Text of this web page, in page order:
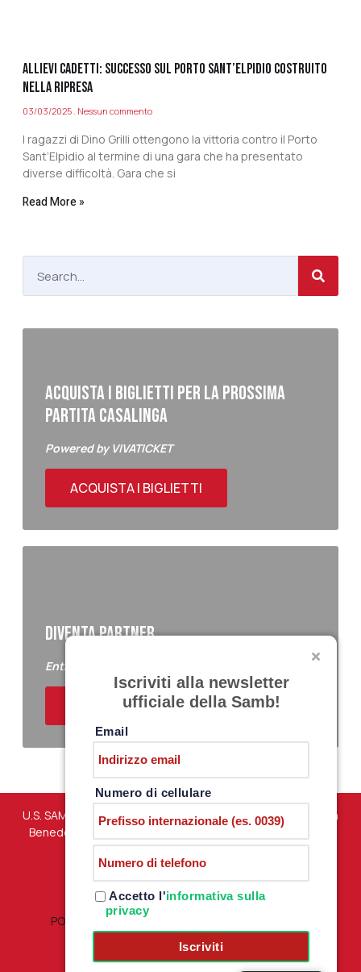
ALLIEVI CADETTI: SUCCESSO SUL PORTO SANT’ELPIDIO COSTRUITO
NELLA RIPRESA
03/03/2025 Nessun commento
I ragazzi di Dino Grilli ottengono la vittoria contro il Porto
Sant’Elpidio al termine di una gara che ha presentato
diverse difficoltà. Gara che si
Read More »
ACQUISTA I BIGLIETTI PER LA PROSSIMA
PARTITA CASALINGA
Powered by VIVATICKET
ACQUISTA I BIGLIETTI
DIVENTA PARTNER
Entra a far parte del Samb Business Club
ACQUISTA I BIGLIETTI
U.S. SAMBENEDETTESE – Via Martiri di Marzabotto snc – San
Benedetto del Tronto (AP) – P.iva 01198610444 –
POLICY
Iscriviti alla newsletter
ufficiale della Samb!
Email
Numero di cellulare
Accetto l'informativa sulla
privacy
Iscriviti
POLITICA RESI E RIMBORSI